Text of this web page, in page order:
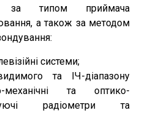
за типом приймача
а також за методом
системи;
та ІЧ-діапазону
механічні та оптико-
радіометри та